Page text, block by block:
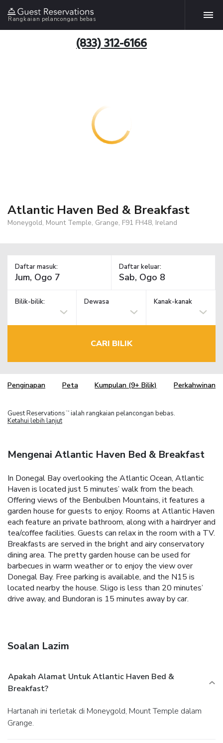
Rangkaian pelancongan bebas
(833) 312-6166
Atlantic Haven Bed & Breakfast
Moneygold, Mount Temple, Grange, F91 FH48, Ireland
Daftar masuk: Daftar keluar:
Bilik-bilik: Dewasa Kanak-kanak
CARI BILIK
Penginapan Peta Kumpulan (9+ Bilik) Perkahwinan
Guest Reservations TM ialah rangkaian pelancongan bebas.
Ketahui lebih lanjut
Mengenai Atlantic Haven Bed & Breakfast
In Donegal Bay overlooking the Atlantic Ocean, Atlantic
Haven is located just 5 minutes’ walk from the beach.
Offering views of the Benbulben Mountains, it features a
garden house for guests to enjoy. Rooms at Atlantic Haven
each feature an private bathroom, along with a hairdryer and
tea/coffee facilities. Guests can relax in the room with a TV.
Breakfasts are served in the bright and airy conservatory
dining area. The pretty garden house can be used for
barbecues in warm weather or to enjoy the view over
Donegal Bay. Free parking is available, and the N15 is
located nearby the house. Sligo is less than 20 minutes’
drive away, and Bundoran is 15 minutes away by car.
Soalan Lazim
Apakah Alamat Untuk Atlantic Haven Bed &
Breakfast?
Hartanah ini terletak di Moneygold, Mount Temple dalam
Grange.